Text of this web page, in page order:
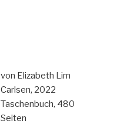
von Elizabeth Lim
Carlsen, 2022
Taschenbuch, 480
Seiten